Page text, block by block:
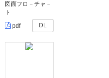
図面フロ－チャ－
ト
pdf
DL